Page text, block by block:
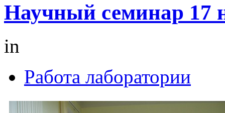
Научный семинар 17
in
Работа лаборатории